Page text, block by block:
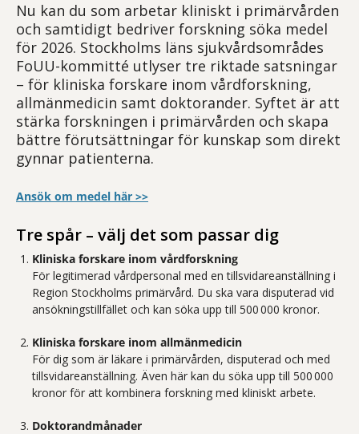
Nu kan du som arbetar kliniskt i primärvården
och samtidigt bedriver forskning söka medel
för 2026. Stockholms läns sjukvårdsområdes
FoUU-kommitté utlyser tre riktade satsningar
– för kliniska forskare inom vårdforskning,
allmänmedicin samt doktorander. Syftet är att
stärka forskningen i primärvården och skapa
bättre förutsättningar för kunskap som direkt
gynnar patienterna.
Ansök om medel här >>
Tre spår – välj det som passar dig
Kliniska forskare inom vårdforskning
För legitimerad vårdpersonal med en tillsvidareanställning i
Region Stockholms primärvård. Du ska vara disputerad vid
ansökningstillfället och kan söka upp till 500 000 kronor.
Kliniska forskare inom allmänmedicin
För dig som är läkare i primärvården, disputerad och med
tillsvidareanställning. Även här kan du söka upp till 500 000
kronor för att kombinera forskning med kliniskt arbete.
Doktorandmånader